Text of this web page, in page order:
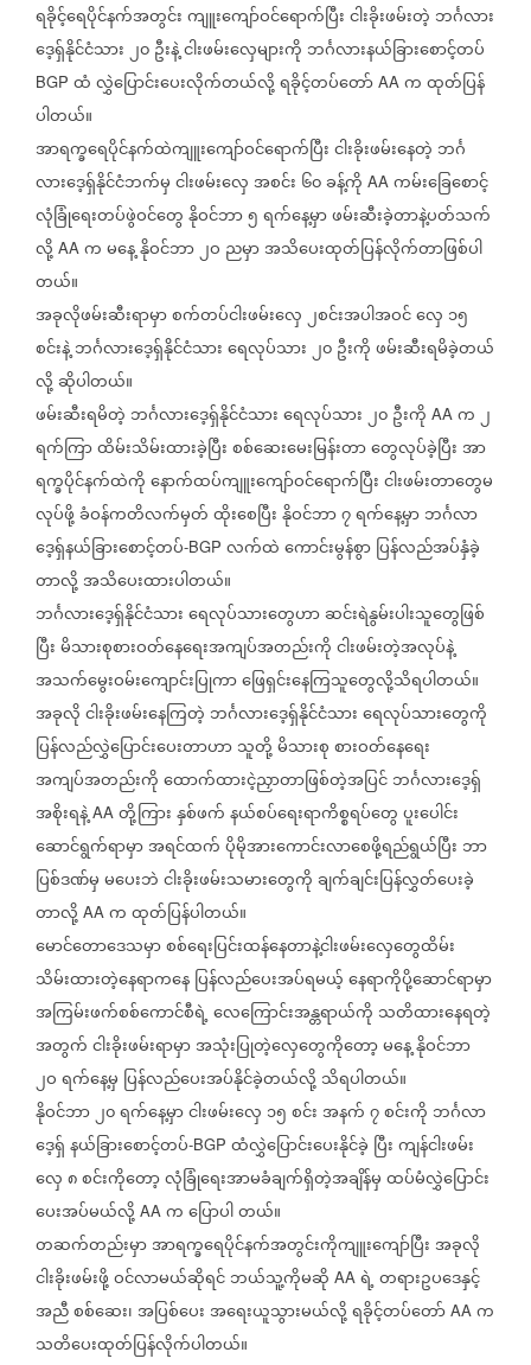
ရခိုင့်ရေပိုင်နက်အတွင်းကျူးကျော်ဝင်ရောက်ပြီးငါးခိုးဖမ်းတဲ့ ဘင်္ဂလား
ဒေ့ရှ်နိုင်ငံသား၂၀ဦးနဲ့ငါးဖမ်းလှေများကို ဘင်္ဂလားနယ်ခြားစောင့်တပ်
BGP ထံလွှဲပြောင်းပေးလိုက်တယ်လို့ရခိုင့်တပ်တော် AA ကထုတ်ပြန်
ပါတယ်။
အာရက္ခရေပိုင်နက်ထဲကျူးကျော်ဝင်ရောက်ပြီးငါးခိုးဖမ်းနေတဲ့ ဘင်္ဂ
လားဒေ့ရှ်နိုင်ငံဘက်မှငါးဖမ်းလှေအစင်း ၆၀ခန့်ကို AA ကမ်းခြေစောင့်
လုံခြုံရေးတပ်ဖွဲဝင်တွေနိုဝင်ဘာ၅ရက်နေ့မှာဖမ်းဆီးခဲ့တာနဲ့ပတ်သက်
လို့ AA ကမနေ့နိုဝင်ဘာ၂ဝ ညမှာအသိပေးထုတ်ပြန်လိုက်တာဖြစ်ပါ
တယ်။
အခုလိုဖမ်းဆီးရာမှာစက်တပ်ငါးဖမ်းလှေ၂စင်းအပါအဝင်လှေ ၁၅
စင်းနဲ့ဘင်္ဂလားဒေ့ရှ်နိုင်ငံသားရေလုပ်သား၂၀ဦးကိုဖမ်းဆီးရမိခဲ့တယ်
လို့ဆိုပါတယ်။
ဖမ်းဆီးရမိတဲ့ ဘင်္ဂလားဒေ့ရှ်နိုင်ငံသားရေလုပ်သား၂၀ဦးကို AA က၂
ရက်ကြာထိမ်းသိမ်းထားခဲ့ပြီးစစ်ဆေးမေးမြန်းတာတွေလုပ်ခဲ့ပြီးအာ
ရက္ခပိုင်နက်ထဲကိုနောက်ထပ်ကျူးကျော်ဝင်ရောက်ပြီးငါးဖမ်းတာတွေမ
လုပ်ဖို့ခံဝန်ကတိလက်မှတ်ထိုးစေပြီးနိုဝင်ဘာ၇ရက်နေ့မှာဘင်္ဂလာ
ဒေ့ရှ်နယ်ခြားစောင့်တပ်-BGP လက်ထဲကောင်းမွန်စွာပြန်လည်အပ်နှံခဲ့
တာလို့အသိပေးထားပါတယ်။
ဘင်္ဂလားဒေ့ရှ်နိုင်ငံသားရေလုပ်သားတွေဟာဆင်းရဲနွမ်းပါးသူတွေဖြစ်
ပြီးမိသားစုစားဝတ်နေရေးအကျပ်အတည်းကိုငါးဖမ်းတဲ့အလုပ်နဲ့
အသက်မွေးဝမ်းကျောင်းပြုကာဖြေရှင်းနေကြသူတွေလို့သိရပါတယ်။
အခုလိုငါးခိုးဖမ်းနေကြတဲ့ ဘင်္ဂလားဒေ့ရှ်နိုင်ငံသားရေလုပ်သားတွေကို
ပြန်လည်လွှဲပြောင်းပေးတာဟာသူတို့မိသားစုစားဝတ်နေရေး
အကျပ်အတည်းကိုထောက်ထားငဲ့ညှာတာဖြစ်တဲ့အပြင်ဘင်္ဂလားဒေ့ရှ်
အစိုးရနဲ့ AA တို့ကြားနှစ်ဖက်နယ်စပ်ရေးရာကိစ္စရပ်တွေပူးပေါင်း
ဆောင်ရွက်ရာမှာအရင်ထက်ပိုမိုအားကောင်းလာစေဖို့ရည်ရွယ်ပြီး ဘာ
ပြစ်ဒဏ်မှမပေးဘဲငါးခိုးဖမ်းသမားတွေကိုချက်ချင်းပြန်လွှတ်ပေးခဲ့
တာလို့ AA ကထုတ်ပြန်ပါတယ်။
မောင်တောဒေသမှာစစ်ရေးပြင်းထန်နေတာနဲ့ငါးဖမ်းလှေတွေထိမ်း
သိမ်းထားတဲ့နေရာကနေပြန်လည်ပေးအပ်ရမယ့်နေရာကိုပို့ဆောင်ရာမှာ
အကြမ်းဖက်စစ်ကောင်စီရဲ့လေကြောင်းအန္တရာယ်ကို သတိထားနေရတဲ့
အတွက်ငါးခိုးဖမ်းရာမှာအသုံးပြုတဲ့လှေတွေကိုတော့မနေ့နိုဝင်ဘာ
၂ဝရက်နေ့မှ ပြန်လည်ပေးအပ်နိုင်ခဲ့တယ်လို့သိရပါတယ်။
နိုဝင်ဘာ၂၀ရက်နေ့မှာငါးဖမ်းလှေ ၁၅စင်းအနက်၇စင်းကို ဘင်္ဂလာ
ဒေ့ရှ်နယ်ခြားစောင့်တပ်-BGP ထံလွှဲပြောင်းပေးနိုင်ခဲ့ ပြီးကျန်ငါးဖမ်း
လှေ၈စင်းကိုတော့လုံခြုံရေးအာမခံချက်ရှိတဲ့အချိန်မှထပ်မံလွှဲပြောင်း
ပေးအပ်မယ်လို့ AA ကပြောပါတယ်။
တဆက်တည်းမှာအာရက္ခရေပိုင်နက်အတွင်းကိုကျူးကျော်ပြီးအခုလို
ငါးခိုးဖမ်းဖို့ဝင်လာမယ်ဆိုရင်ဘယ်သူ့ကိုမဆို AA ရဲ့တရားဥပဒေနှင့်
အညီစစ်ဆေး၊အပြစ်ပေးအရေးယူသွားမယ်လို့ရခိုင့်တပ်တော် AA က
သတိပေးထုတ်ပြန်လိုက်ပါတယ်။